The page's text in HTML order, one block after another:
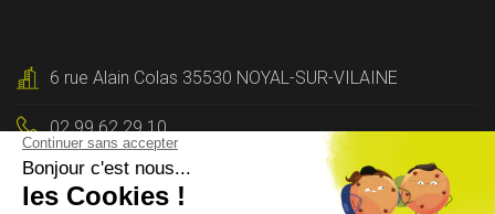
6 rue Alain Colas 35530 NOYAL-SUR-VILAINE
02 99 62 29 10
Contactez-nous